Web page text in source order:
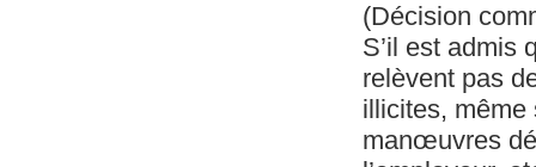
(Décision
S’il est admis
relèvent pas
illicites, même
manœuvres